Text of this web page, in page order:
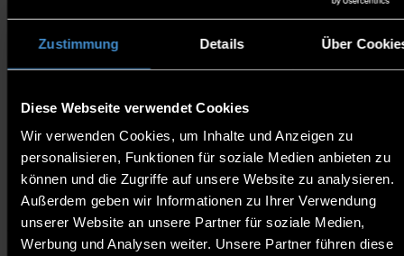
Zustimmung Details Über
Diese Webseite verwendet Cookies
Wir verwenden Cookies, um Inhalte und Anzeigen zu
personalisieren, Funktionen für soziale Medien anbieten zu
können und die Zugriffe auf unsere Website zu analysieren.
Außerdem geben wir Informationen zu Ihrer Verwendung
unserer Website an unsere Partner für soziale Medien,
Werbung und Analysen weiter. Unsere Partner führen diese
- ein selbständiger Bearbeiter und Leiter
überschaubarer Verbesserungsprojekte in allen
Bereichen, da Sie die nötigen Teamwerkzeuge und die
bewährten Methoden kennen
kontinuierliche Prozessoptimierung auch auf
internationalem Parkett
- ein kompetenter Unterstützer von Green Belts und
Black Belts
Kursdauer:
1 Tag: 9:00 Uhr-17:00 Uhr